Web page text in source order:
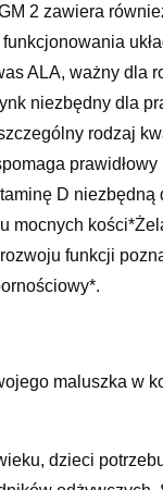
2 zawiera
ALA, ważny dla
niezbędny dla
rodzaj
D niezbędną
mocnych
funkcji
maluszka w
dzieci